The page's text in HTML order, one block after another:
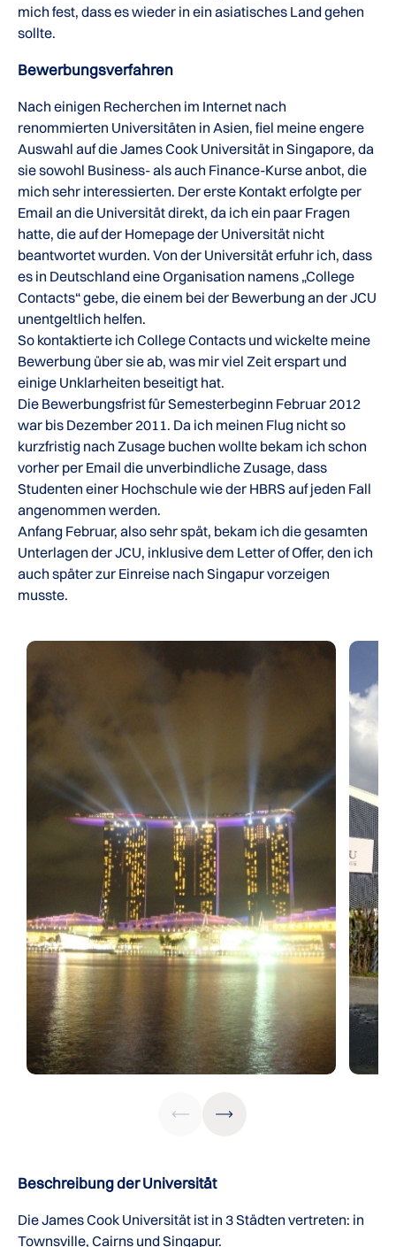
mich fest, dass es wieder in ein asiatisches Land gehen
sollte.
Bewerbungsverfahren
Nach einigen Recherchen im Internet nach
renommierten Universitäten in Asien, fiel meine engere
Auswahl auf die James Cook Universität in Singapore, da
sie sowohl Business- als auch Finance-Kurse anbot, die
mich sehr interessierten. Der erste Kontakt erfolgte per
Email an die Universität direkt, da ich ein paar Fragen
hatte, die auf der Homepage der Universität nicht
beantwortet wurden. Von der Universität erfuhr ich, dass
es in Deutschland eine Organisation namens „College
Contacts“ gebe, die einem bei der Bewerbung an der JCU
unentgeltlich helfen.
So kontaktierte ich College Contacts und wickelte meine
Bewerbung über sie ab, was mir viel Zeit erspart und
einige Unklarheiten beseitigt hat.
Die Bewerbungsfrist für Semesterbeginn Februar 2012
war bis Dezember 2011. Da ich meinen Flug nicht so
kurzfristig nach Zusage buchen wollte bekam ich schon
vorher per Email die unverbindliche Zusage, dass
Studenten einer Hochschule wie der HBRS auf jeden Fall
angenommen werden.
Anfang Februar, also sehr spät, bekam ich die gesamten
Unterlagen der JCU, inklusive dem Letter of Offer, den ich
auch später zur Einreise nach Singapur vorzeigen
musste.
Beschreibung der Universität
Die James Cook Universität ist in 3 Städten vertreten: in
Townsville, Cairns und Singapur.